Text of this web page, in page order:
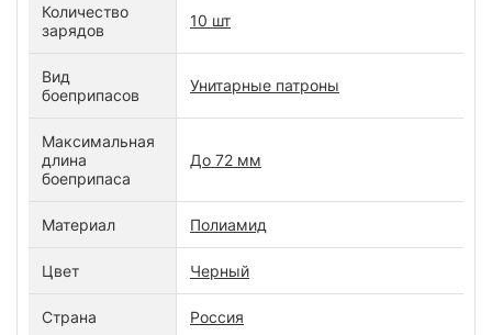
Количество
зарядов
10 шт
Вид
боеприпасов
Унитарные патроны
Максимальная
длина
боеприпаса
До 72 мм
Материал Полиамид
Цвет Черный
Страна Россия